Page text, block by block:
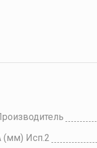
(мм) Исп.2